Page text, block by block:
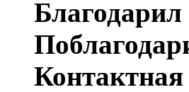
Благодарил